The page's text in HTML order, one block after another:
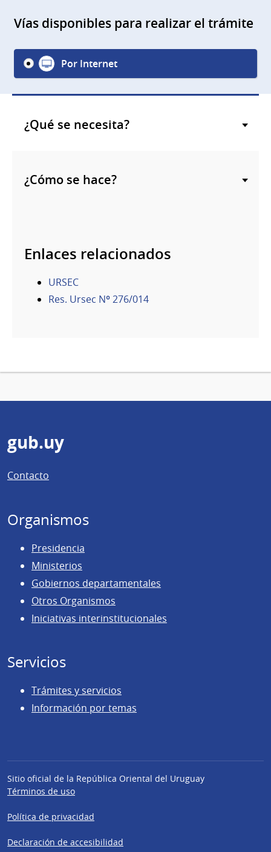
Vías disponibles para realizar el trámite
Por Internet
¿Qué se necesita?
¿Cómo se hace?
Enlaces relacionados
URSEC
Res. Ursec Nº 276/014
Pie
de
página
gub.uy
Contacto
Organismos
Presidencia
Ministerios
Gobiernos departamentales
Otros Organismos
Iniciativas interinstitucionales
Servicios
Trámites y servicios
Información por temas
Sitio oficial de la República Oriental del Uruguay
Términos de uso
Política de privacidad
Declaración de accesibilidad